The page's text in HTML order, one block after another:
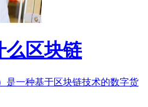
么区块链
是一种基于区块链技术的数字货